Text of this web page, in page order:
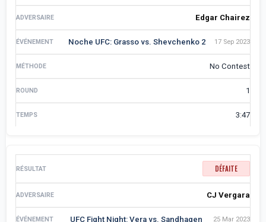
Edgar Chairez
Noche UFC: Grasso vs. Shevchenko 2 17 Sep 2023
No Contest
1
3:47
DÉFAITE
CJ Vergara
UFC Fight Night: Vera vs. Sandhagen 25 Mar 2023